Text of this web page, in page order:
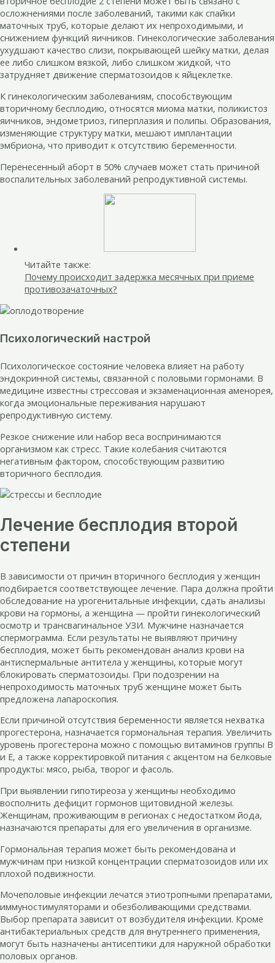
осложнениями после заболеваний, такими как спайки
маточных труб, которые делают их непроходимыми, и
снижением функций яичников. Гинекологические заболевания
ухудшают качество слизи, покрывающей шейку матки, делая
ее либо слишком вязкой, либо слишком жидкой, что
затрудняет движение сперматозоидов к яйцеклетке.
К гинекологическим заболеваниям, способствующим
вторичному бесплодию, относятся миома матки, поликистоз
яичников, эндометриоз, гиперплазия и полипы. Образования,
изменяющие структуру матки, мешают имплантации
эмбриона, что приводит к отсутствию беременности.
Перенесенный аборт в 50% случаев может стать причиной
воспалительных заболеваний репродуктивной системы.
Читайте также:
Почему происходит задержка месячных при приеме
противозачаточных?
Психологический настрой
Психологическое состояние человека влияет на работу
эндокринной системы, связанной с половыми гормонами. В
медицине известны стрессовая и экзаменационная аменорея,
когда эмоциональные переживания нарушают
репродуктивную систему.
Резкое снижение или набор веса воспринимаются
организмом как стресс. Такие колебания считаются
негативным фактором, способствующим развитию
вторичного бесплодия.
Лечение бесплодия второй
степени
В зависимости от причин вторичного бесплодия у женщин
подбирается соответствующее лечение. Пара должна пройти
обследование на урогенитальные инфекции, сдать анализы
крови на гормоны, а женщина — пройти гинекологический
осмотр и трансвагинальное УЗИ. Мужчине назначается
спермограмма. Если результаты не выявляют причину
бесплодия, может быть рекомендован анализ крови на
антиспермальные антитела у женщины, которые могут
блокировать сперматозоиды. При подозрении на
непроходимость маточных труб женщине может быть
предложена лапароскопия.
Если причиной отсутствия беременности является нехватка
прогестерона, назначается гормональная терапия. Увеличить
уровень прогестерона можно с помощью витаминов группы В
и Е, а также корректировкой питания с акцентом на белковые
продукты: мясо, рыба, творог и фасоль.
При выявлении гипотиреоза у женщины необходимо
восполнить дефицит гормонов щитовидной железы.
Женщинам, проживающим в регионах с недостатком йода,
назначаются препараты для его увеличения в организме.
Гормональная терапия может быть рекомендована и
мужчинам при низкой концентрации сперматозоидов или их
плохой подвижности.
Мочеполовые инфекции лечатся этиотропными препаратами,
иммуностимуляторами и обезболивающими средствами.
Выбор препарата зависит от возбудителя инфекции. Кроме
антибактериальных средств для внутреннего применения,
могут быть назначены антисептики для наружной обработки
половых органов.